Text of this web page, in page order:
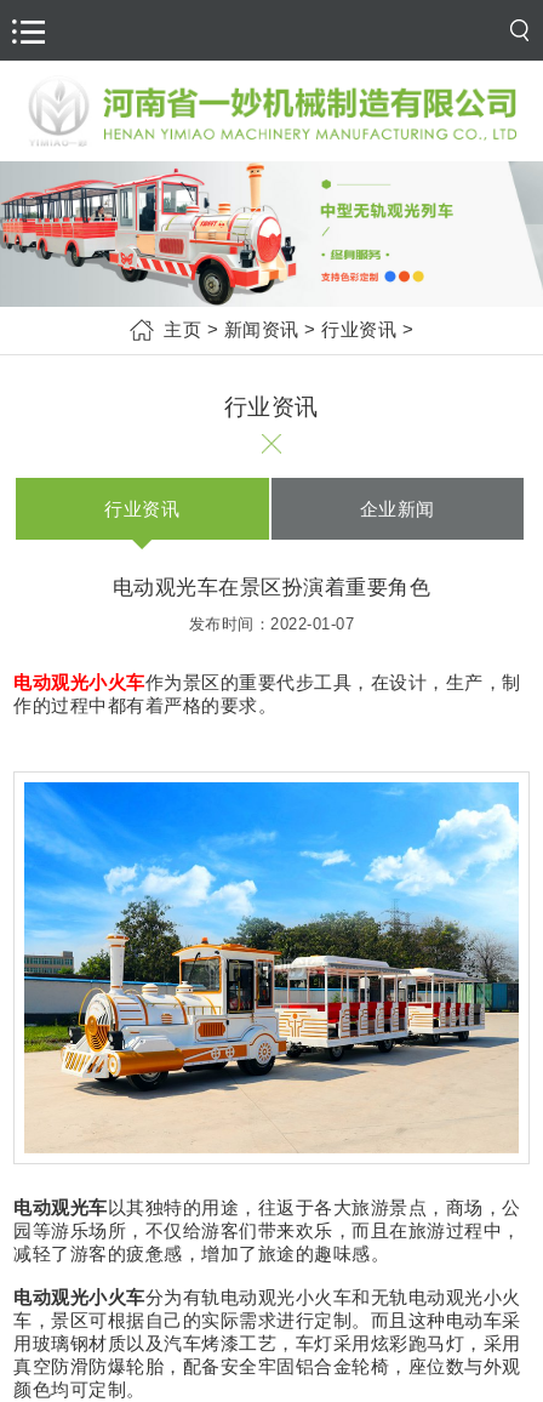
主页 > 新闻资讯 > 行业资讯 >
行业资讯
行业资讯 企业新闻
电动观光车在景区扮演着重要角色
发布时间：2022-01-07
电动观光小火车作为景区的重要代步工具，在设计，生产，制
作的过程中都有着严格的要求。
电动观光车以其独特的用途，往返于各大旅游景点，商场，公
园等游乐场所，不仅给游客们带来欢乐，而且在旅游过程中，
减轻了游客的疲惫感，增加了旅途的趣味感。
电动观光小火车分为有轨电动观光小火车和无轨电动观光小火
车，景区可根据自己的实际需求进行定制。而且这种电动车采
用玻璃钢材质以及汽车烤漆工艺，车灯采用炫彩跑马灯，采用
真空防滑防爆轮胎，配备安全牢固铝合金轮椅，座位数与外观
颜色均可定制。